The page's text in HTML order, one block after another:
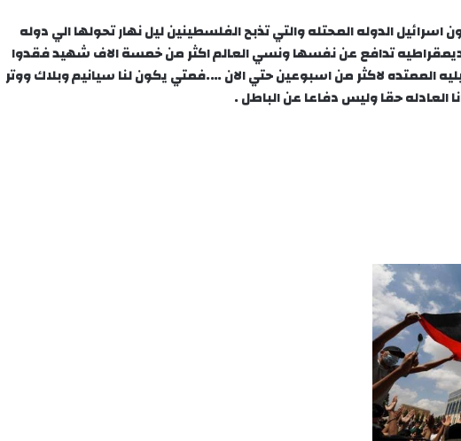
اسرائيل الدوله المحتله والتي تذبح الفلسطينين ليل نهار تحولها الي دوله
تدافع عن نفسها ونسي العالم اكثر من خمسة الاف شهيد فقدوا
الممتده لاكثر من اسبوعين حتي الان ….فمتي يكون لنا سيانيم وبلاك ووتر
العادله حقا وليس دفاعا عن الباطل .